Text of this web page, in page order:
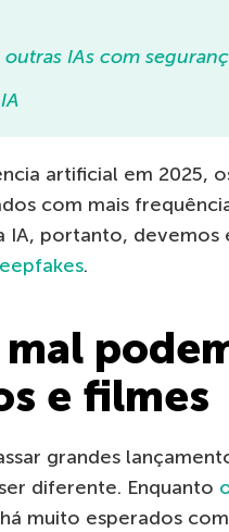
IAs com
artificial em 2025,
com mais
portanto, devemos
.
e filmes
grandes
diferente. Enquanto
muito esperados